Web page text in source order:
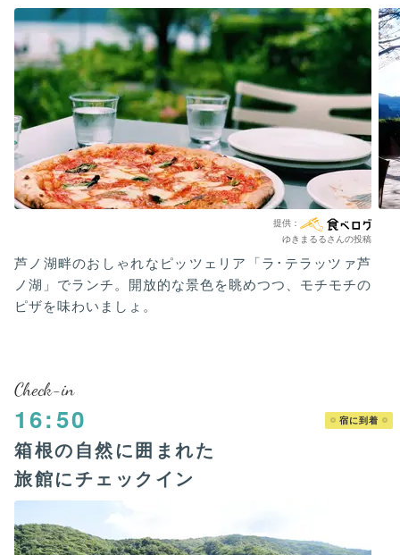
ゆきまるるさんの投稿
芦ノ湖畔のおしゃれなピッツェリア「ラ･テラッツァ芦
ノ湖」でランチ。開放的な景色を眺めつつ、モチモチの
ピザを味わいましょ。
Check-in
16:50 宿に到着
箱根の自然に囲まれた
旅館にチェックイン